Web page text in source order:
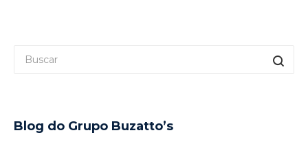
Blog do Grupo Buzatto’s